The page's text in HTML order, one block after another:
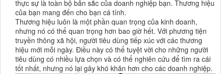
thực sự là toàn bộ bản sắc của doanh nghiệp bạn. Thương hiệu
của bạn mang đến cho bạn cá tính.
Thương hiệu luôn là một phần quan trọng của kinh doanh,
nhưng nó có thể quan trọng hơn bao giờ hết. Với phương tiện
truyền thông xã hội, người tiêu dùng tiếp xúc với các thương
hiệu mới mỗi ngày. Điều này có thể tuyệt vời cho những người
tiêu dùng có nhiều lựa chọn và có thể nghiên cứu để tìm ra cái
tốt nhất, nhưng nó lại gây khó khăn hơn cho các doanh nghiệp.